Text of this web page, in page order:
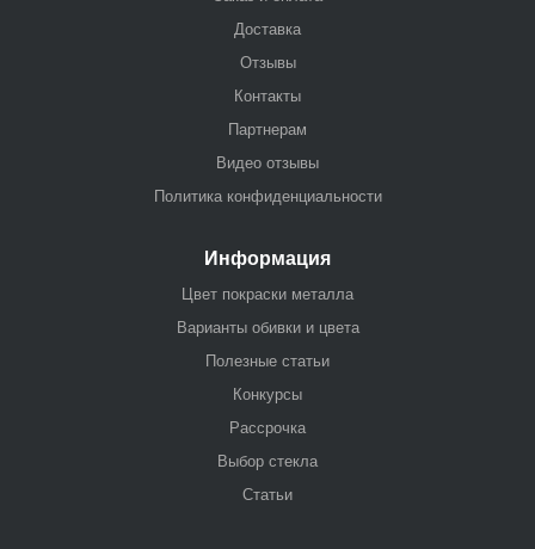
Доставка
Отзывы
Контакты
Партнерам
Видео отзывы
Политика конфиденциальности
Информация
Цвет покраски металла
Варианты обивки и цвета
Полезные статьи
Конкурсы
Рассрочка
Выбор стекла
Статьи